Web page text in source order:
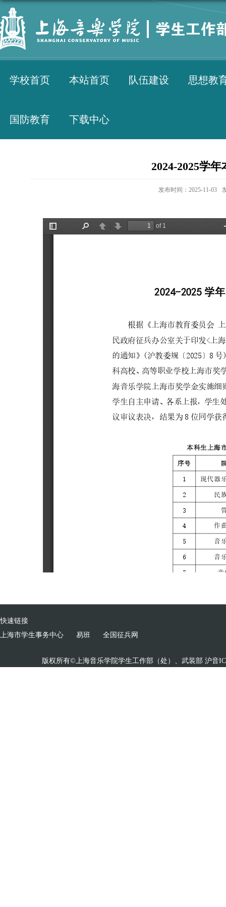
学校首页 本站首页 队伍建设 思想教
国防教育 下载中心
2024-2025学
发布时间：2025-11-03
快速链接
上海市学生事务中心
易班 全国征兵网
版权所有©上海音乐学院学生工作部（处）、武装部 沪音